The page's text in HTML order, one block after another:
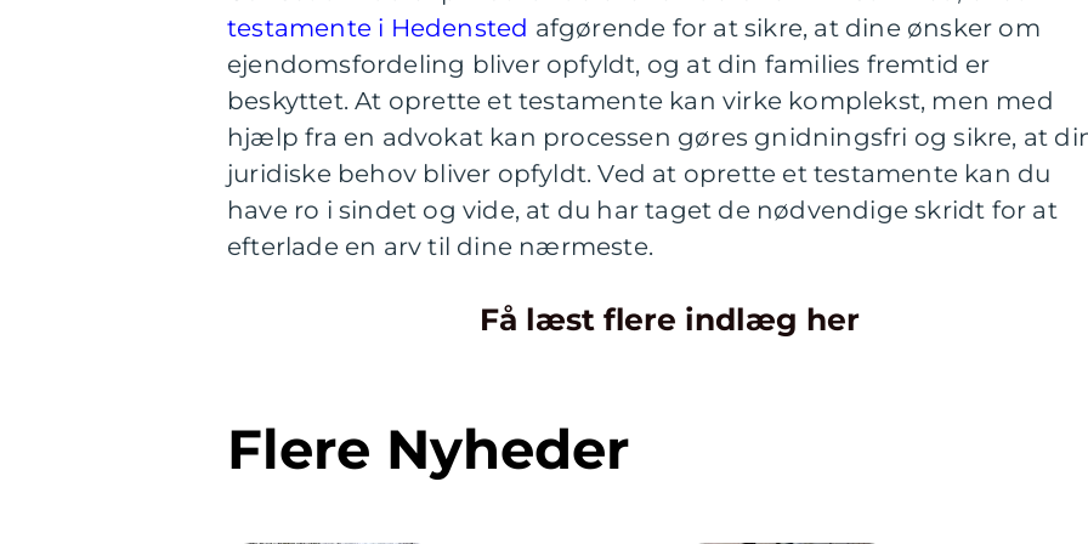
testamente i Hedensted afgørende for at sikre, at dine ønsker om
ejendomsfordeling bliver opfyldt, og at din families fremtid er
beskyttet. At oprette et testamente kan virke komplekst, men med
hjælp fra en advokat kan processen gøres gnidningsfri og sikre, at
juridiske behov bliver opfyldt. Ved at oprette et testamente kan du
have ro i sindet og vide, at du har taget de nødvendige skridt for at
efterlade en arv til dine nærmeste.
Få læst flere indlæg her
Flere Nyheder